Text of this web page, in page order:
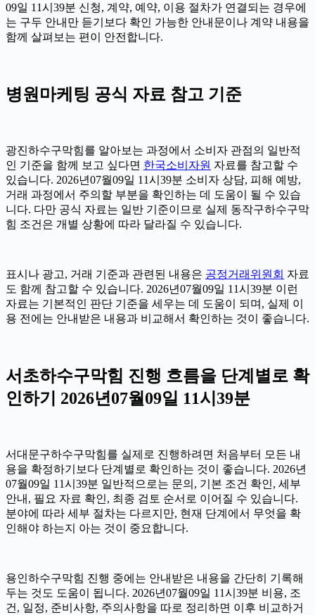
09일 11시39분 신청, 계약, 예약, 이용 절차가 연결되는 경우에
는 구두 안내만 듣기보다 확인 가능한 안내문이나 계약 내용을
함께 살펴보는 편이 안전합니다.
병원마케팅 공식 자료 참고 기준
광진하수구막힘를 알아보는 과정에서 소비자 관점의 일반적
인 기준을 함께 보고 싶다면 한국소비자원 자료를 참고할 수
있습니다. 2026년07월09일 11시39분 소비자 상담, 피해 예방,
거래 과정에서 주의할 부분을 확인하는 데 도움이 될 수 있습
니다. 다만 공식 자료는 일반 기준이므로 실제 동작구하수구막
힘 조건은 개별 상황에 따라 달라질 수 있습니다.
표시나 광고, 거래 기준과 관련된 내용은 공정거래위원회 자료
도 함께 참고할 수 있습니다. 2026년07월09일 11시39분 이런
자료는 기본적인 판단 기준을 세우는 데 도움이 되며, 실제 이
용 전에는 안내받은 내용과 비교해서 확인하는 것이 좋습니다.
서초하수구막힘 진행 흐름을 단계별로 확
인하기 2026년07월09일 11시39분
서대문구하수구막힘를 실제로 진행하려면 처음부터 모든 내
용을 확정하기보다 단계별로 확인하는 것이 좋습니다. 2026년
07월09일 11시39분 일반적으로는 문의, 기본 조건 확인, 세부
안내, 필요 자료 확인, 최종 검토 순서로 이어질 수 있습니다.
분야에 따라 세부 절차는 다르지만, 현재 단계에서 무엇을 확
인해야 하는지 아는 것이 중요합니다.
용인하수구막힘 진행 중에는 안내받은 내용을 간단히 기록해
두는 것도 도움이 됩니다. 2026년07월09일 11시39분 비용, 조
건, 일정, 준비사항, 주의사항을 따로 정리하면 이후 비교하거